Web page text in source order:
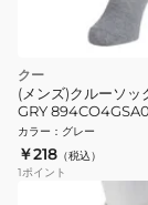
クー
(メンズ)クルーソッ
GRY
カラー ： グレー
￥218 （税込）
1ポイント